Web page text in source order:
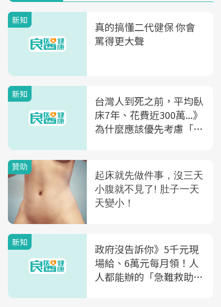
新知
真的搞懂二代健保 你會
罵得更大聲
新知
台灣人到死之前，平均臥
床7年、花費近300萬...》
為什麼應該優先考慮「殘
新知
政府沒告訴你》5千元現
場給、6萬元每月領！人
人都能辦的「急難救助